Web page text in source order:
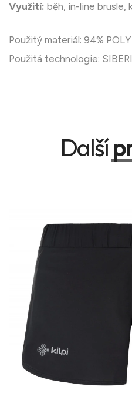
Využití: běh, in-line brusle,
Použitý materiál: 94%
Použitá technologie:
Další